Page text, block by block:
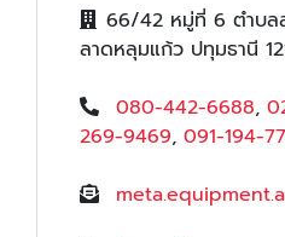
66/42 หมู่ที่ 6 ตำบล
ลาดหลุมแก้ว ปทุมธานี
080-442-6688,
269-9469, 091-194-